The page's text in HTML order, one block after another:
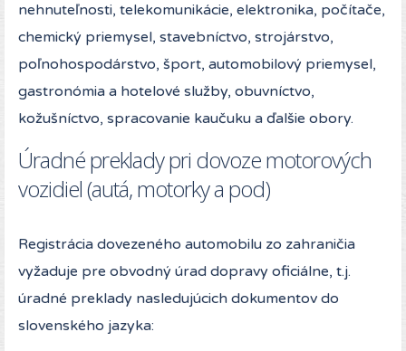
nehnuteľnosti, telekomunikácie, elektronika, počítače,
chemický priemysel, stavebníctvo, strojárstvo,
poľnohospodárstvo, šport, automobilový priemysel,
gastronómia a hotelové služby, obuvníctvo,
kožušníctvo, spracovanie kaučuku a ďalšie obory.
Úradné preklady pri dovoze motorových
vozidiel (autá, motorky a pod)
Registrácia dovezeného automobilu zo zahraničia
vyžaduje pre obvodný úrad dopravy oficiálne, t.j.
úradné preklady nasledujúcich dokumentov do
slovenského jazyka: